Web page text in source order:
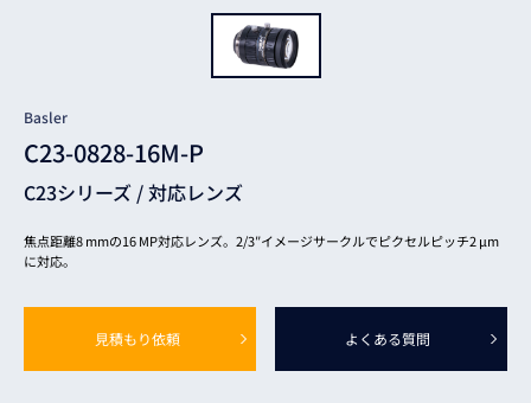
Basler
C23-0828-16M-P
C23シリーズ /対応レンズ
焦点距離8 mmの16 MP対応レンズ。2/3″イメージサークルでピクセルピッチ2 µm
に対応。
見積もり依頼 よくある質問